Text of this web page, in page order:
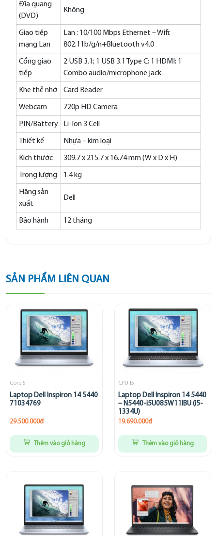
Đĩa quang
(DVD)
Không
Giao tiếp
mạng Lan
Lan : 10/100 Mbps Ethernet – Wifi:
802.11b/g/n+Bluetooth v4.0
Cổng giao
tiếp
2 USB 3.1; 1 USB 3.1 Type C; 1 HDMI; 1
Combo audio/microphone jack
Khe thẻ nhớ Card Reader
Webcam 720p HD Camera
PIN/Battery Li-Ion 3 Cell
Thiết kế Nhựa – kim loại
Kích thước 309.7 x 215.7 x 16.74 mm (W x D x H)
Trọng lượng 1.4 kg
Hãng sản
xuất
Dell
Bảo hành 12 tháng
SẢN PHẨM LIÊN QUAN
Core 5
Laptop Dell Inspiron 14 5440
71034769
29.500.000đ
Thêm vào giỏ hàng
CPU I5
Laptop Dell Inspiron 14 5440
– N5440-i5U085W11IBU (i5-
1334U)
19.690.000đ
Thêm vào giỏ hàng